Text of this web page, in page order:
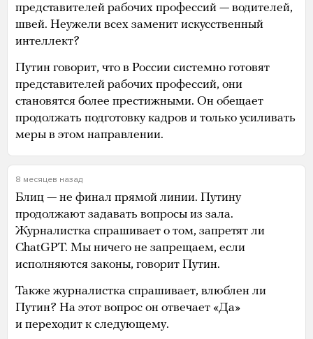
представителей рабочих профессий — водителей,
швей. Неужели всех заменит искусственный
интеллект?
Путин говорит, что в России системно готовят
представителей рабочих профессий, они
становятся более престижными. Он обещает
продолжать подготовку кадров и только усиливать
меры в этом направлении.
8 месяцев назад
Блиц — не финал прямой линии. Путину
продолжают задавать вопросы из зала.
Журналистка спрашивает о том, запретят ли
ChatGPT. Мы ничего не запрещаем, если
исполняются законы, говорит Путин.
Также журналистка спрашивает, влюблен ли
Путин? На этот вопрос он отвечает «Да»
и переходит к следующему.